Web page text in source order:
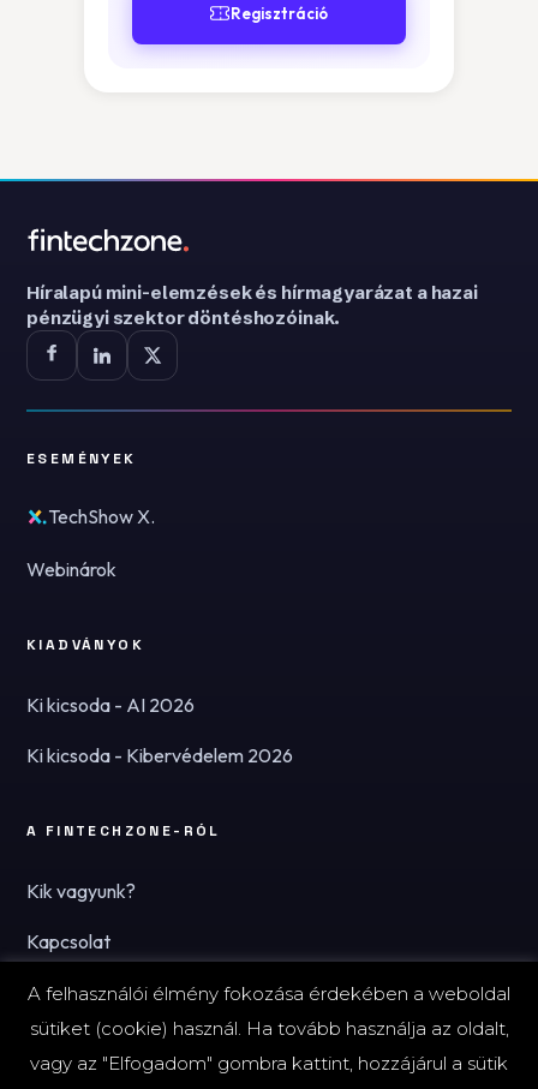
Regisztráció
Híralapú mini-elemzések és hírmagyarázat a hazai
pénzügyi szektor döntéshozóinak.
ESEMÉNYEK
TechShow X.
Webinárok
KIADVÁNYOK
Ki kicsoda - AI 2026
Ki kicsoda - Kibervédelem 2026
A FINTECHZONE-RÓL
Kik vagyunk?
Kapcsolat
Hírlevél
A felhasználói élmény fokozása érdekében a weboldal
sütiket (cookie) használ. Ha tovább használja az oldalt,
vagy az "Elfogadom" gombra kattint, hozzájárul a sütik